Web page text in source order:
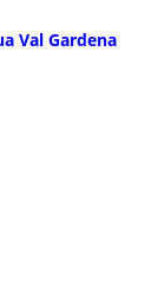
Val Gardena